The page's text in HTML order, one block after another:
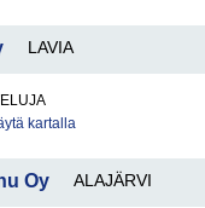
LAVIA
kartalla
Oy ALAJÄRVI